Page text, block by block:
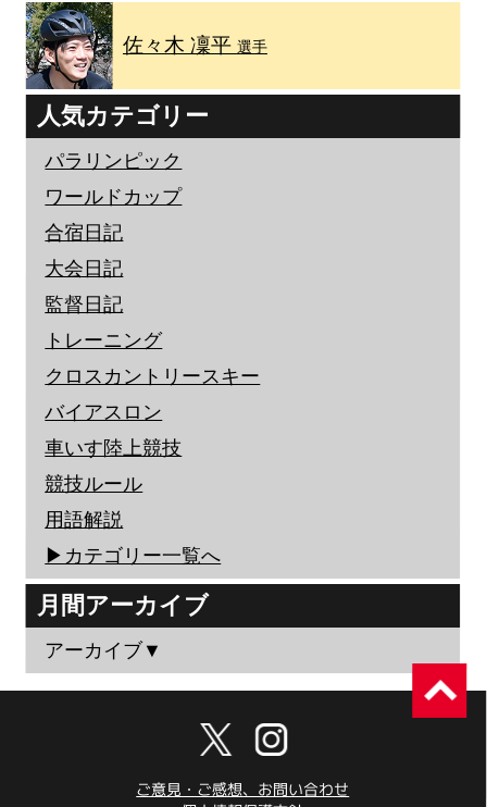
佐々木 凜平 選手
人気カテゴリー
パラリンピック
ワールドカップ
合宿日記
大会日記
監督日記
トレーニング
クロスカントリースキー
バイアスロン
車いす陸上競技
競技ルール
用語解説
▶︎カテゴリー一覧へ
月間アーカイブ
アーカイブ▼
ご意見・ご感想、お問い合わせ